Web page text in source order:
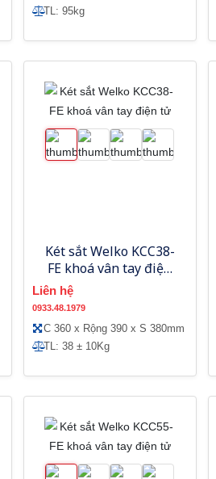
TL: 95kg
Két sắt Welko KCC38-
FE khoá vân tay điện
Liên hệ
0933.48.1979
C 360 x Rộng 390 x S 380mm
TL: 38 ± 10Kg